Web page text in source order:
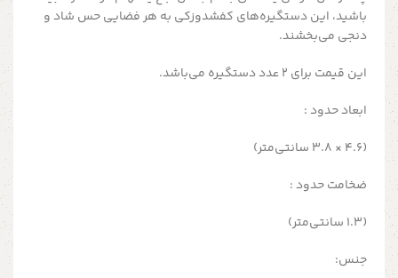
باشید، این دستگیره‌های کفشدوزکی به هر فضایی حس شاد و
دنجی می‌بخشند.
این قیمت برای 2 عدد دستگیره می‌باشد.
ابعاد حدود :
(4.6 × 3.8 سانتی‌متر)
ضخامت حدود :
(1.3 سانتی‌متر)
جنس: